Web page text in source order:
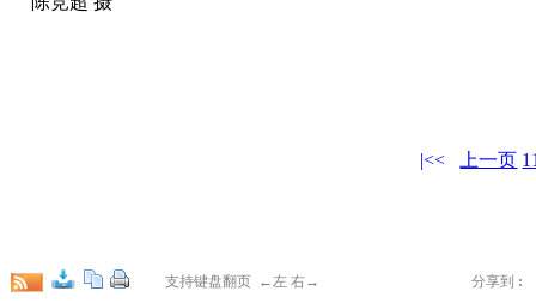
|<< 上一页
支持键盘翻页 ←左 右→ 分享到 :